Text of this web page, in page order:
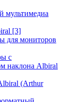
мультимедиа
[3]
для мониторов
с
наклона Albiral
(Arthur